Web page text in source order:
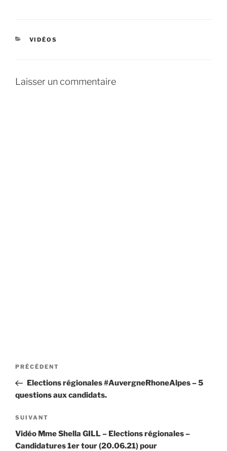
CATÉGORIES
VIDÉOS
Laisser un commentaire
Navigation
l’article
Article
précédent
PRÉCÉDENT
Elections régionales #AuvergneRhoneAlpes – 5
questions aux candidats.
Article
suivant
SUIVANT
Vidéo Mme Shella GILL – Elections régionales –
Candidatures 1er tour (20.06.21) pour